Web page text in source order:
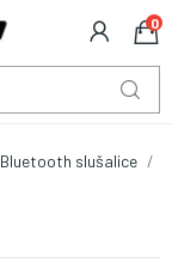
0
Bluetooth slušalice